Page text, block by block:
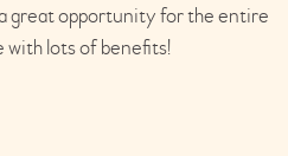
great opportunity for the entire
with lots of benefits!